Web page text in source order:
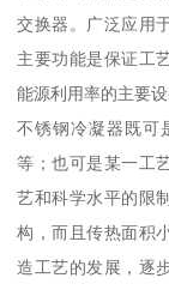
交换器。广泛应用
主要功能是保证工
能源利用率的主要设
不锈钢冷凝器既可
等；也可是某一工
艺和科学水平的限
构，而且传热面积
造工艺的发展，逐